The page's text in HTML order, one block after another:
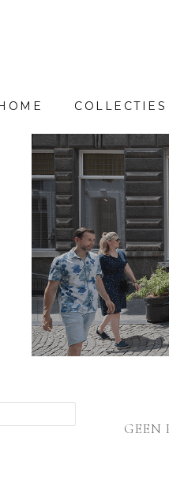
COLLECTIES
GEEN